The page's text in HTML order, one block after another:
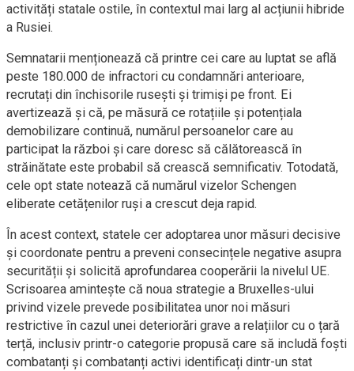
activități statale ostile, în contextul mai larg al acțiunii hibride
a Rusiei.
Semnatarii menționează că printre cei care au luptat se află
peste 180.000 de infractori cu condamnări anterioare,
recrutați din închisorile rusești și trimiși pe front. Ei
avertizează și că, pe măsură ce rotațiile și potențiala
demobilizare continuă, numărul persoanelor care au
participat la război și care doresc să călătorească în
străinătate este probabil să crească semnificativ. Totodată,
cele opt state notează că numărul vizelor Schengen
eliberate cetățenilor ruși a crescut deja rapid.
În acest context, statele cer adoptarea unor măsuri decisive
și coordonate pentru a preveni consecințele negative asupra
securității și solicită aprofundarea cooperării la nivelul UE.
Scrisoarea amintește că noua strategie a Bruxelles-ului
privind vizele prevede posibilitatea unor noi măsuri
restrictive în cazul unei deteriorări grave a relațiilor cu o țară
terță, inclusiv printr-o categorie propusă care să includă foști
combatanți și combatanți activi identificați dintr-un stat